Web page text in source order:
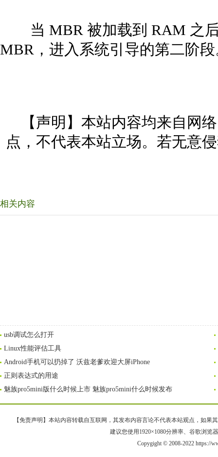
当 MBR 被加载到 RAM 之后
MBR，进入系统引导的第二阶
【声明】本站内容均来自网
点，不代表本站立场。若无意
相关内容
usb调试怎么打开
Linux性能评估工具
Android手机可以扔掉了 沃兹老爹欢迎大屏iPhone
正则表达式的用途
魅族pro5mini版什么时候上市 魅族pro5mini什么时候发布
【免责声明】本站内容转载自互联网，其发布内容言论不代表本站观点，如果
建议您使用1920×1080分辨率、谷歌浏览
Copygight © 2008-2022 https://